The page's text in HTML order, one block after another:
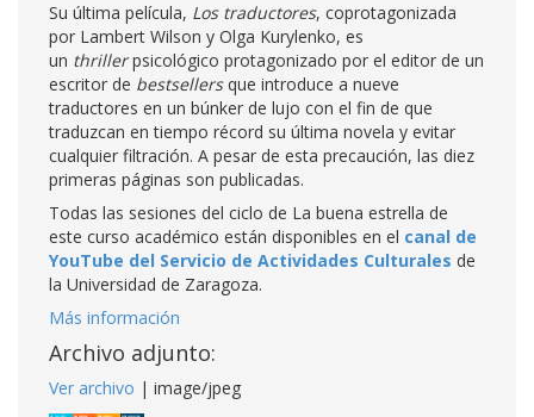
Su última película, Los traductores, coprotagonizada
por Lambert Wilson y Olga Kurylenko, es
un thrillerpsicológico protagonizado por el editor de un
escritor de bestsellersque introduce a nueve
traductores en un búnker de lujo con el fin de que
traduzcan en tiempo récord su última novela y evitar
cualquier filtración. A pesar de esta precaución, las diez
primeras páginas son publicadas.
Todas las sesiones del ciclo de La buena estrella de
este curso académico están disponibles en el canal de
YouTube del Servicio de Actividades Culturales de
la Universidad de Zaragoza.
Más información
Archivo adjunto:
Ver archivo | image/jpeg